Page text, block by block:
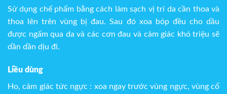
Sử dụng chế phẩm bằng cách làm sạch vị trí da cần thoa và
thoa lên trên vùng bị đau. Sau đó xoa bóp đều cho dầu
được ngấm qua da và các cơn đau và cảm giác khó triệu sẽ
dần dần dịu đi.
Liều dùng
Ho, cảm giác tức ngực : xoa ngay trước vùng ngực, vùng cổ